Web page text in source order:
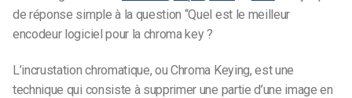
de réponse simple à la question “Quel est le meilleur
encodeur logiciel pour la chroma key ?
L’incrustation chromatique, ou Chroma Keying, est une
technique qui consiste à supprimer une partie d’une image en